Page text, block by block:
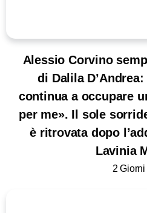
Alessio Corvino
di Dalila
continua a occupare
per me». Il sole
è ritrovata dopo
Lavinia
2